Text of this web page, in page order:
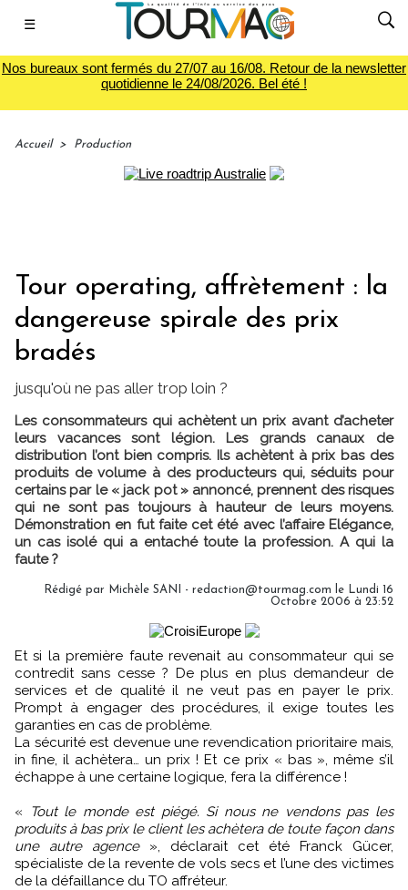
☰
Nos bureaux sont fermés du 27/07 au 16/08. Retour de la newsletter
quotidienne le 24/08/2026. Bel été !
Accueil > Production
Tour operating, affrètement : la
dangereuse spirale des prix
bradés
jusqu'où ne pas aller trop loin ?
Les consommateurs qui achètent un prix avant d’acheter
leurs vacances sont légion. Les grands canaux de
distribution l’ont bien compris. Ils achètent à prix bas des
produits de volume à des producteurs qui, séduits pour
certains par le « jack pot » annoncé, prennent des risques
qui ne sont pas toujours à hauteur de leurs moyens.
Démonstration en fut faite cet été avec l’affaire Elégance,
un cas isolé qui a entaché toute la profession. A qui la
faute ?
Rédigé par Michèle SANI - redaction@tourmag.com le Lundi 16
Octobre 2006 à 23:52
Et si la première faute revenait au consommateur qui se
contredit sans cesse ? De plus en plus demandeur de
services et de qualité il ne veut pas en payer le prix.
Prompt à engager des procédures, il exige toutes les
garanties en cas de problème.
La sécurité est devenue une revendication prioritaire mais,
in fine, il achètera… un prix ! Et ce prix « bas », même s’il
échappe à une certaine logique, fera la différence !
«
Tout le monde est piégé. Si nous ne vendons pas les
produits à bas prix le client les achètera de toute façon dans
une autre agence», déclarait cet été Franck Gücer,
spécialiste de la revente de vols secs et l’une des victimes
de la défaillance du TO affréteur.